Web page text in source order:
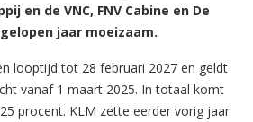
en de VNC, FNV Cabine en De
jaar moeizaam.
looptijd tot 28 februari 2027 en geldt
vanaf 1 maart 2025. In totaal komt
procent. KLM zette eerder vorig jaar